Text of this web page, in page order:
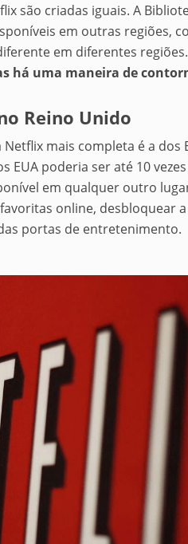
são criadas iguais. A
em outras regiões,
em diferentes regiões.
há uma maneira de
Reino Unido
mais completa é a dos
EUA poderia ser até 10
em qualquer outro
online, desbloquear
portas de entretenimento.